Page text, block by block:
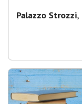
Palazzo Strozzi,